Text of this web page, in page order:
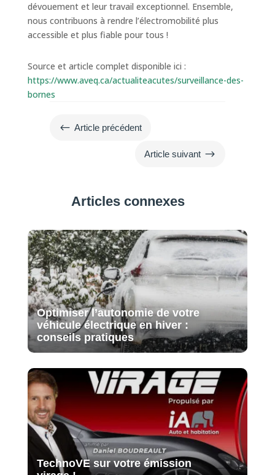
dévouement et leur travail exceptionnel. Ensemble,
nous contribuons à rendre l’électromobilité plus
accessible et plus fiable pour tous !
Source et article complet disponible ici :
https://www.aveq.ca/actualiteacutes/surveillance-des-
bornes
# Article précédent
Article suivant $
Articles connexes
Optimiser l’autonomie de votre
véhicule électrique en hiver :
conseils pratiques
TechnoVE sur votre émission